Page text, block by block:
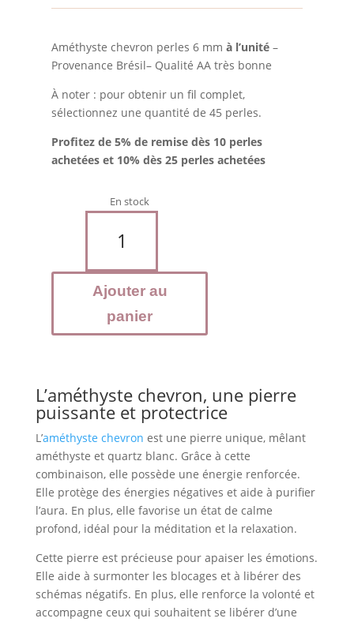
Améthyste chevron perles 6 mm à l’unité–
Provenance Brésil– Qualité AA très bonne
À noter : pour obtenir un fil complet,
sélectionnez une quantité de 45 perles.
Profitez de 5% de remise dès 10 perles
achetées et 10% dès 25 perles achetées
En stock
Chevron
Perles
Ajouter au
panier
L’améthyste chevron, une pierre
puissante et protectrice
L’améthyste chevron est une pierre unique, mêlant
améthyste et quartz blanc. Grâce à cette
combinaison, elle possède une énergie renforcée.
Elle protège des énergies négatives et aide à purifier
l’aura. En plus, elle favorise un état de calme
profond, idéal pour la méditation et la relaxation.
Cette pierre est précieuse pour apaiser les émotions.
Elle aide à surmonter les blocages et à libérer des
schémas négatifs. En plus, elle renforce la volonté et
accompagne ceux qui souhaitent se libérer d’une